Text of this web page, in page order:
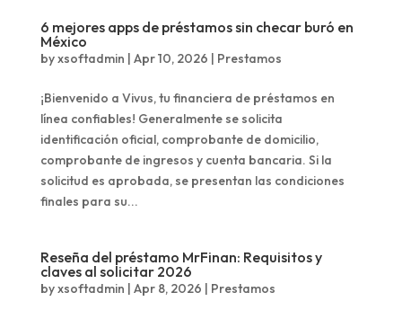
6 mejores apps de préstamos sin checar buró en
México
byxsoftadmin | Apr 10, 2026 | Prestamos
¡Bienvenido a Vivus, tu financiera de préstamos en
línea confiables! Generalmente se solicita
identificación oficial, comprobante de domicilio,
comprobante de ingresos y cuenta bancaria. Si la
solicitud es aprobada, se presentan las condiciones
finales para su...
Reseña del préstamo MrFinan: Requisitos y
claves al solicitar 2026
byxsoftadmin | Apr 8, 2026 | Prestamos